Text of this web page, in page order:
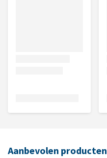
Aanbevolen producten